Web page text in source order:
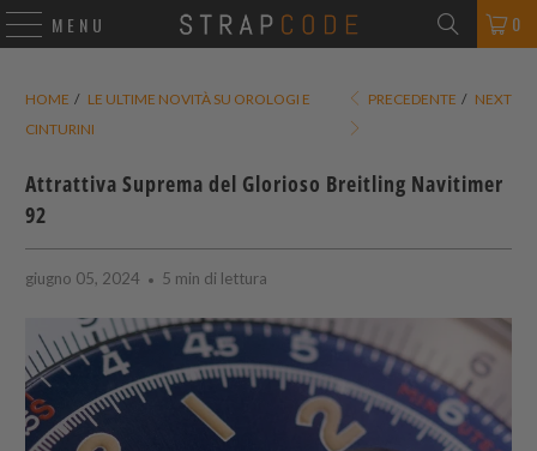
MENU 0
HOME / LE ULTIME NOVITÀ SU OROLOGI E
CINTURINI
PRECEDENTE / NEXT
Attrattiva Suprema del Glorioso Breitling Navitimer
92
giugno 05, 2024 5 min di lettura